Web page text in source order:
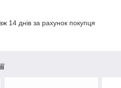
14 днів за рахунок покупця